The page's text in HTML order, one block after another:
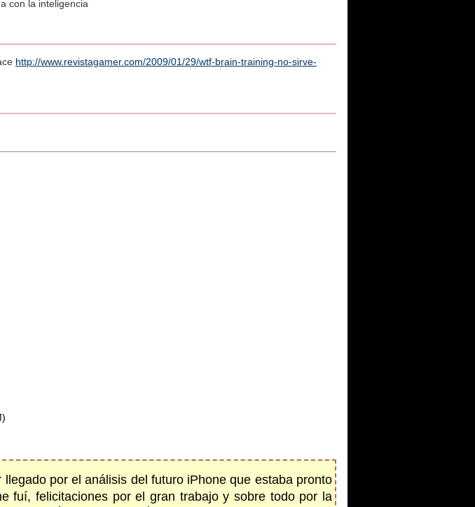
con la inteligencia
http://www.revistagamer.com/2009/01/29/wtf-brain-training-no-sirve-
por el análisis del futuro iPhone que estaba pronto
fuí, felicitaciones por el gran trabajo y sobre todo por la